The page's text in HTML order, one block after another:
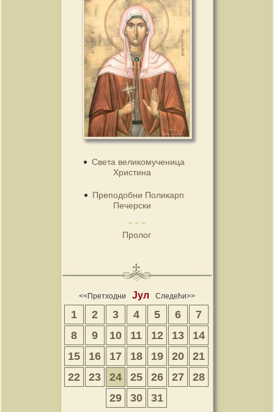
Света великомученица
Христина
Преподобни Поликарп
Печерски
Пролог
<<Претходни Јул Следећи>>
1 2 3 4 5 6
7
8
9 10 11 12 13
14
15
16 17 18 19 20
21
22
23 24 25 26 27
28
29
30 31